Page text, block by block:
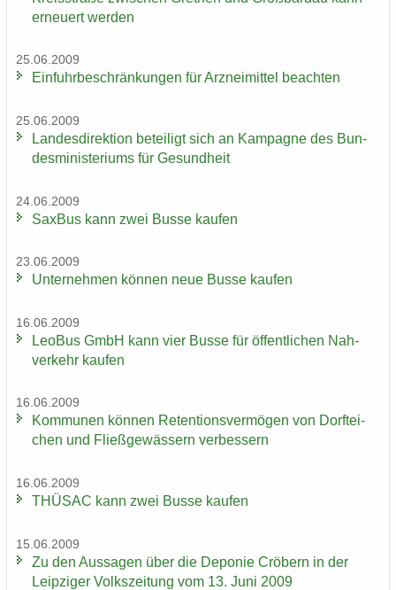
er­neu­ert wer­den
25.06.2009
Ein­fuhr­be­schrän­kun­gen für Arz­nei­mit­tel be­ach­ten
25.06.2009
Lan­des­di­rek­ti­on be­tei­ligt sich an Kam­pa­gne des Bun­
des­mi­nis­te­ri­ums für Ge­sund­heit
24.06.2009
Sax­Bus kann zwei Busse kau­fen
23.06.2009
Un­ter­neh­men kön­nen neue Busse kau­fen
16.06.2009
LeoBus GmbH kann vier Busse für öf­fent­li­chen Nah­
ver­kehr kau­fen
16.06.2009
Kom­mu­nen kön­nen Re­ten­ti­ons­ver­mö­gen von Dorf­tei­
chen und Fließ­ge­wäs­sern ver­bes­sern
16.06.2009
THÜ­SAC kann zwei Busse kau­fen
15.06.2009
Zu den Aus­sa­gen über die De­po­nie Crö­bern in der
Leip­zi­ger Volks­zei­tung vom 13. Juni 2009